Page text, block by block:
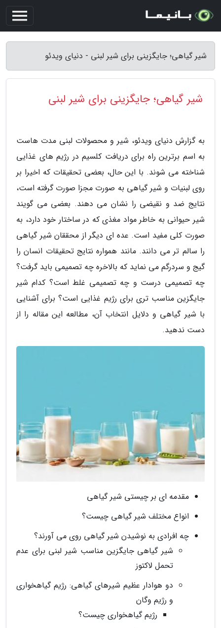
شیر گیاهی؛ جایگزینی برای شیر لبنی - دنیای ویدئو
شیر گیاهی؛ جایگزینی برای شیر لبنی
به گزارش دنیای ویدئو، شیر و محصولات لبنی مدت هاست
به اسم برترین راه برای دریافت کلسیم در رژیم های غذایی
شناخته می شوند. با این حال، بعضی تحقیقات که اخیرا بر
روی لبنیات و شیر گیاهی به صورت مجزا صورت گرفته است،
نتایج ضد و نقیضی را نشان می دهند. بعضی می گویند
شیر حیوانی به خاطر مواد مغذی که در ساختار خود دارد، به
صورت کلی مفید است. عده ای دیگر از محققان شیر گیاهی
را سالم تر می دانند. مانند همواره نتایج تحقیقات انسان را
گیج و سردرگم می نماید که بالاخره چه تصمیمی باید گرفت؟
چه تصمیمی درست و چه تصمیمی غلط است؟ کدام شیر
جایگزین مناسب تری برای رژیم غذایی است؟ برای آشنایی
با شیر گیاهی و دلایل انتخاب آن، مطالعه این مقاله را از
دست ندهید.
مقدمه ای بر چیستی شیر گیاهی
انواع مختلف شیر گیاهی چیست؟
چه افرادی به نوشیدن شیر گیاهی روی می آورند؟
شیر گیاهی جایگزین مناسب شیر لبنی برای عدم
تحمل لاکتوز
دو هوادار عظیم شیرهای گیاهی: رژیم گیاهخواری
و رژیم وگان
رژیم گیاهخواری چیست؟